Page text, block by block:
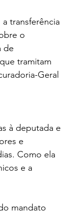
transferência
o
de
tramitam
Geral
à deputada e
e
Como ela
e a
mandato